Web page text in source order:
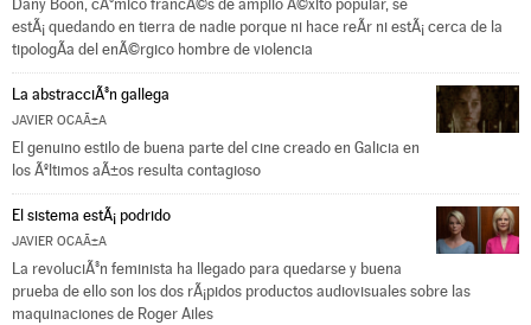
Dany Boon, cÃ³mico francÃ©s de amplio Ã©xito popular, se
estÃ¡ quedando en tierra de nadie porque ni hace reÃ­r ni estÃ¡ cerca de la
tipologÃ­a del enÃ©rgico hombre de violencia
La abstracciÃ³n gallega
JAVIER OCAÃ±A
El genuino estilo de buena parte del cine creado en Galicia en
los Ãºltimos aÃ±os resulta contagioso
El sistema estÃ¡ podrido
JAVIER OCAÃ±A
La revoluciÃ³n feminista ha llegado para quedarse y buena
prueba de ello son los dos rÃ¡pidos productos audiovisuales sobre las
maquinaciones de Roger Ailes